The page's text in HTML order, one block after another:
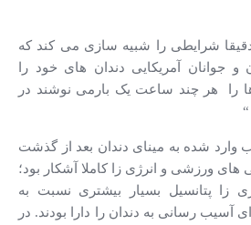
دقیقا شرایطی را شبیه سازی می کند که
و جوانان آمریکایی دندان های خود را
را هر چند ساعت یک بارمی نوشند در
وارد شده به مینای دندان بعد از گذشت
های ورزشی و انرژی زا کاملا آشکار بود؛
زا پتانسیل بسیار بیشتری نسبت به
رسانی به دندان را دارا بودند. در